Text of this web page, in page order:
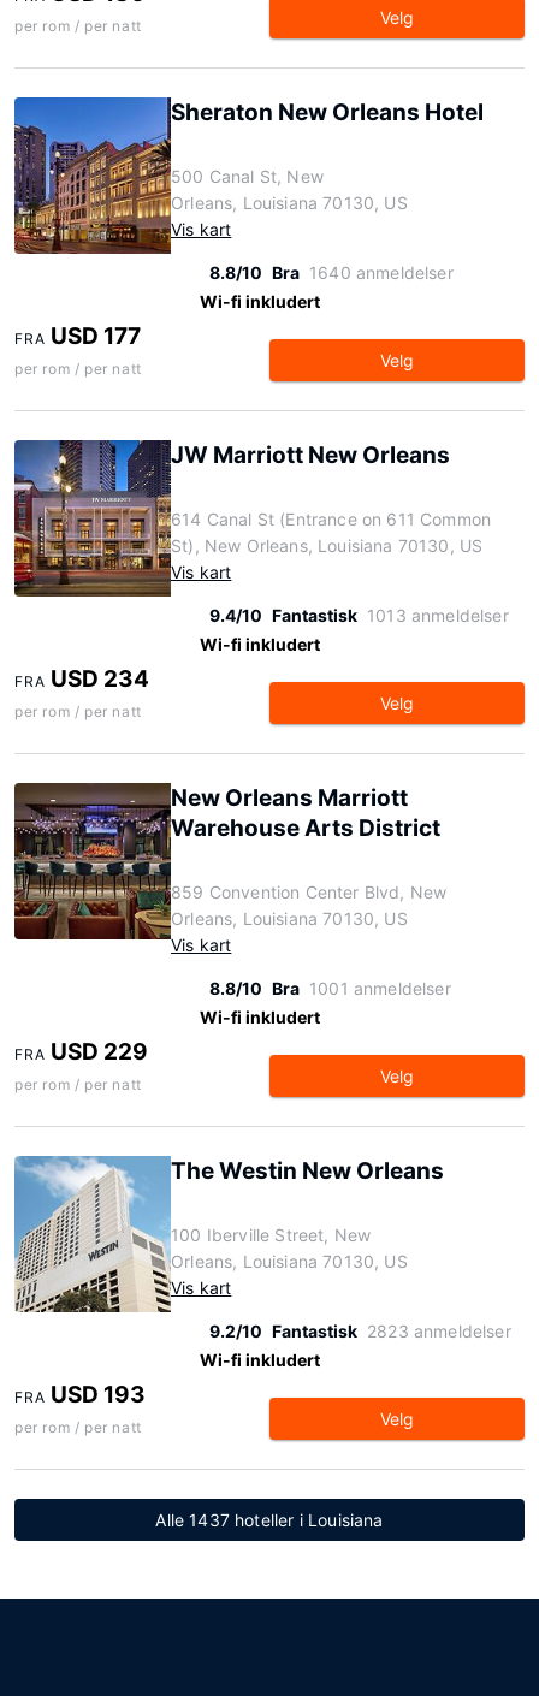
per rom / per natt Velg
Sheraton New Orleans Hotel
500 Canal St, New
Orleans, Louisiana 70130, US
Vis kart
8.8/10 Bra 1640 anmeldelser
Wi-fi inkludert
FRA USD 177
per rom / per natt Velg
JW Marriott New Orleans
614 Canal St (Entrance on 611 Common
St), New Orleans, Louisiana 70130, US
Vis kart
9.4/10 Fantastisk 1013 anmeldelser
Wi-fi inkludert
FRA USD 234
per rom / per natt Velg
New Orleans Marriott
Warehouse Arts District
859 Convention Center Blvd, New
Orleans, Louisiana 70130, US
Vis kart
8.8/10 Bra 1001 anmeldelser
Wi-fi inkludert
FRA USD 229
per rom / per natt Velg
The Westin New Orleans
100 Iberville Street, New
Orleans, Louisiana 70130, US
Vis kart
9.2/10 Fantastisk 2823 anmeldelser
Wi-fi inkludert
FRA USD 193
per rom / per natt Velg
Alle 1437 hoteller i Louisiana